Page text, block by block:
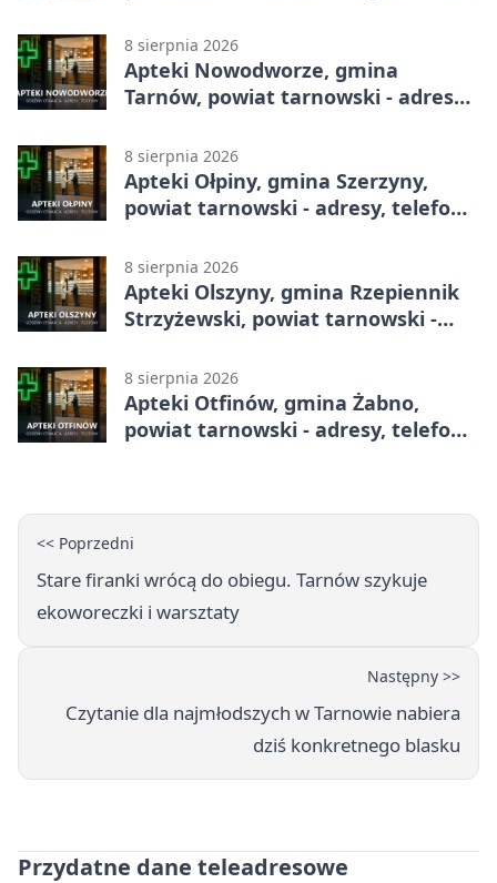
8 sierpnia 2026
Apteki Nowodworze, gmina
Tarnów, powiat tarnowski - adresy,
8 sierpnia 2026
Apteki Ołpiny, gmina Szerzyny,
powiat tarnowski - adresy, telefony,
8 sierpnia 2026
Apteki Olszyny, gmina Rzepiennik
Strzyżewski, powiat tarnowski -
8 sierpnia 2026
Apteki Otfinów, gmina Żabno,
powiat tarnowski - adresy, telefony,
<< Poprzedni
Stare firanki wrócą do obiegu. Tarnów szykuje
ekoworeczki i warsztaty
Następny >>
Czytanie dla najmłodszych w Tarnowie nabiera
dziś konkretnego blasku
Przydatne dane teleadresowe